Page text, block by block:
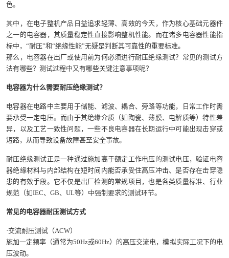
色。
其中，在电子整机产品日益追求轻薄、高效的今天，作为核心基础元器件
之一的电容器，其质量稳定性直接影响整机性能。而在诸多电容器性能指
标中，“耐压”和“绝缘性能”无疑是判断其可靠性的重要标准。
那么，电容器在出厂或使用前为何必须进行耐压绝缘测试？常见的测试方
法有哪些？测试过程中又有哪些关键注意事项呢？
电容器为什么需要耐压绝缘测试？
电容器在电路中主要用于储能、滤波、耦合、旁路等功能，日常工作时需
要承受一定电压。而由于其绝缘介质（如陶瓷、薄膜、电解质等）特性差
异，以及工艺一致性问题，一些不良电容器在长期运行中可能出现击穿或
短路，从而导致设备故障甚至安全事故。
耐压绝缘测试正是一种通过施加高于额定工作电压的测试电压，验证电容
器绝缘材料与内部结构在短时间内能否承受住高压冲击、是否存在击穿隐
患的有效手段。它不仅是出厂检测的常规项目，也是各类质量标准、行业
规范（如IEC、GB、UL等）中强制要求的测试环节。
常见的电容器耐压测试方式
·交流耐压测试（ACW）
施加一定频率（通常为50Hz或60Hz）的高压交流电，模拟实际工况下的电
压波动。